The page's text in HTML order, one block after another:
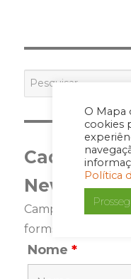
O Mapa
cookies
Política
por:
Cadastre-
Newsletter
Campos marcados
forms-req-
Nome*